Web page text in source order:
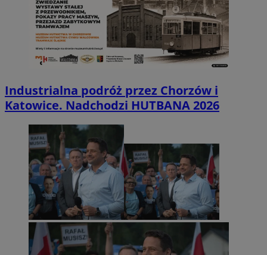
Industrialna podróż przez Chorzów i
Katowice. Nadchodzi HUTBANA 2026